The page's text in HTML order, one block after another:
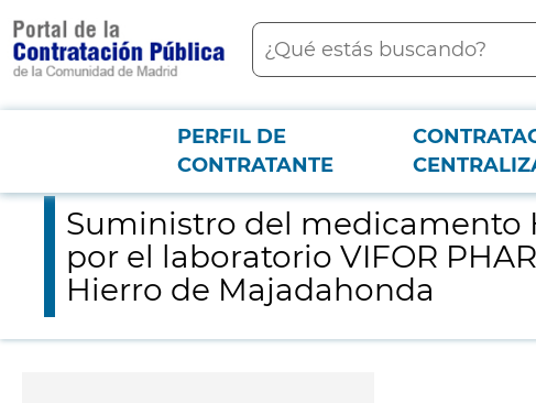
contenido
principal
Buscar
Menú PCON
PERFIL DE
CONTRATANTE
Suministro del medicamento Hierro Carboximaltosa comercializado
Suministro del medicamento
por el laboratorio VIFOR
Hierro de Majadahonda